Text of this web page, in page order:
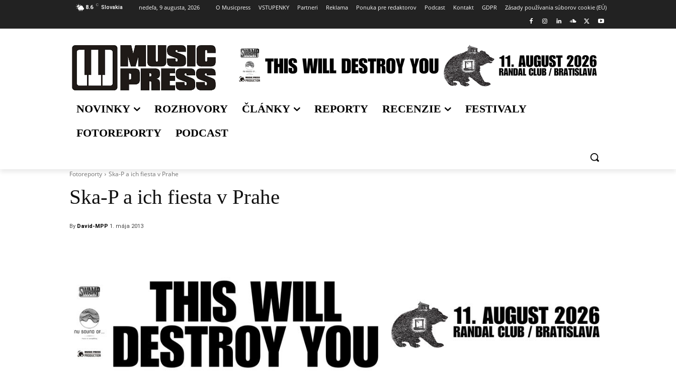
8.6 C Slovakia nedeľa, 9 augusta, 2026 O Musicpress VSTUPENKY Partneri Reklama Ponuka pre redaktorov Podcast Kontakt GDPR Zásady používania súborov cookie (EÚ)
NOVINKY ROZHOVORY ČLÁNKY REPORTY RECENZIE
FESTIVALY
FOTOREPORTY
PODCAST
Fotoreporty Ska-P a ich fiesta v Prahe
Ska-P a ich fiesta v Prahe
By David-MPP 1. mája 2013